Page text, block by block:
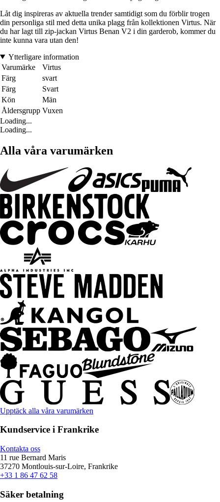
Låt dig inspireras av aktuella trender samtidigt som du förblir trogen
din personliga stil med detta unika plagg från kollektionen Virtus. När
du har lagt till zip-jackan Virtus Benan V2 i din garderob, kommer du
inte kunna vara utan den!
Ytterligare information
Varumärke
Virtus
Färg
svart
Färg
Svart
Kön
Män
Åldersgrupp Vuxen
Loading...
Loading...
Alla våra varumärken
Upptäck alla våra varumärken
Kundservice i Frankrike
Kontakta oss
11 rue Bernard Maris
37270 Montlouis-sur-Loire, Frankrike
+33 1 86 47 62 58
Säker betalning